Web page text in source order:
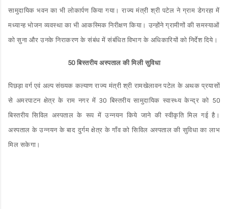
सामुदायिक भवन का भी लोकार्पण किया गया। राज्य मंत्री श्री पटेल ने ग्राम डेगरहा में
मध्यान्ह भोजन व्यवस्था का भी आकस्मिक निरीक्षण किया। उन्होंने ग्रामीणों की समस्याओं
को सुना और उनके निराकरण के संबंध में संबंधित विभाग के अधिकारियों को निर्देश दिये।
50 बिस्तरीय अस्पताल की मिली सुविधा
पिछड़ा वर्ग एवं अल्प संख्यक कल्याण राज्य मंत्री श्री रामखेलावन पटेल के अथक प्रयासों
से अमरपाटन क्षेत्र के राम नगर में 30 बिस्तरीय सामुदायिक स्वास्थ्य केन्द्र को 50
बिस्तरीय सिविल अस्पताल के रूप में उन्नयन किये जाने की स्वीकृति मिल गई है।
अस्पताल के उन्नयन के बाद दुर्गम क्षेत्र के गाँव को सिविल अस्पताल की सुविधा का लाभ
मिल सकेगा।